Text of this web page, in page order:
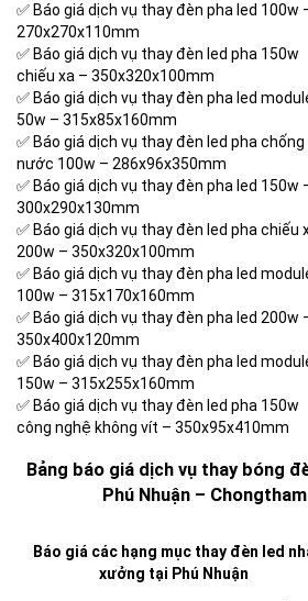
✅ Báo giá dịch vụ thay đèn pha led 100w
270x270x110mm
✅ Báo giá dịch vụ thay đèn led pha 150w
chiếu xa – 350x320x100mm
✅ Báo giá dịch vụ thay đèn pha led
50w – 315x85x160mm
✅ Báo giá dịch vụ thay đèn led pha chống
nước 100w – 286x96x350mm
✅ Báo giá dịch vụ thay đèn pha led 150w
300x290x130mm
✅ Báo giá dịch vụ thay đèn led pha chiếu
200w – 350x320x100mm
✅ Báo giá dịch vụ thay đèn pha led
100w – 315x170x160mm
✅ Báo giá dịch vụ thay đèn pha led 200w
350x400x120mm
✅ Báo giá dịch vụ thay đèn pha led
150w – 315x255x160mm
✅ Báo giá dịch vụ thay đèn led pha 150w
công nghệ không vít – 350x95x410mm
Bảng báo giá dịch vụ thay bóng
Phú Nhuận –
Báo giá các hạng mục thay đèn led
xưởng tại Phú Nhuận